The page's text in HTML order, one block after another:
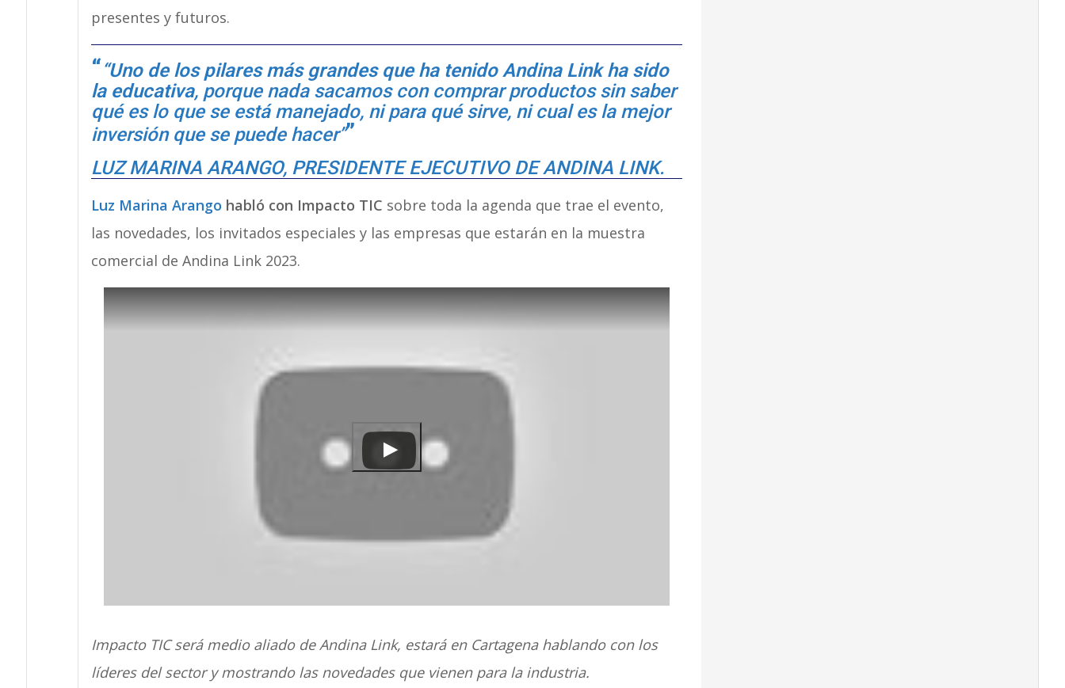
presentes y futuros.
“Uno de los pilares más grandes que ha tenido Andina Link ha sido
la educativa, porque nada sacamos con comprar productos sin saber
qué es lo que se está manejado, ni para qué sirve, ni cual es la mejor
inversión que se puede hacer”
LUZ MARINA ARANGO, PRESIDENTE EJECUTIVO DE ANDINA LINK.
Luz Marina Arango habló con Impacto TIC sobre toda la agenda que trae el evento,
las novedades, los invitados especiales y las empresas que estarán en la muestra
comercial de Andina Link 2023.
Impacto TIC será medio aliado de Andina Link, estará en Cartagena hablando con los
líderes del sector y mostrando las novedades que vienen para la industria.